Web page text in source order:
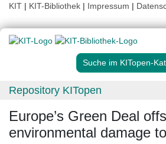
KIT | KIT-Bibliothek | Impressum |
Suche im KITopen-
Repository KITopen
Europe’s Green Deal
environmental damage